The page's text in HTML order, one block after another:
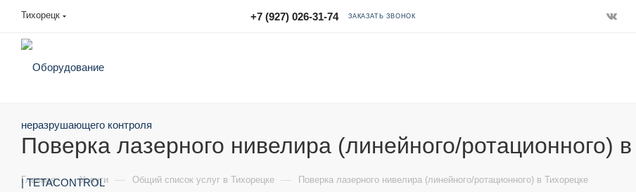
Тихорецк +7 (927) 026-31-74 ЗАКАЗАТЬ ЗВОНОК
Поверка лазерного нивелира (линейного/ротационного)
Главная — Услуги — Общий список услуг в Тихорецке — Поверка лазерного нивелира (линейного/ротационного) в Тихорецке